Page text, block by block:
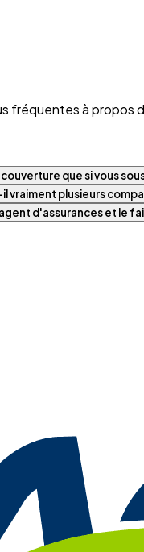
fréquentes à propos
que si vous
plusieurs
d'assurances et le